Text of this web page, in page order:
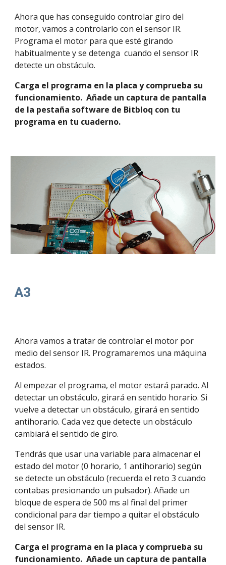
Ahora que has conseguido controlar giro del
motor, vamos a controlarlo con el sensor IR.
Programa el motor para que esté girando
habitualmente y se detenga  cuando el sensor IR
detecte un obstáculo.
Carga el programa en la placa y comprueba su
funcionamiento.  Añade un captura de pantalla
de la pestaña software de Bitbloq con tu
programa en tu cuaderno.
A3
Ahora vamos a tratar de controlar el motor por
medio del sensor IR. Programaremos una máquina
estados.
Al empezar el programa, el motor estará parado. Al
detectar un obstáculo, girará en sentido horario. Si
vuelve a detectar un obstáculo, girará en sentido
antihorario. Cada vez que detecte un obstáculo
cambiará el sentido de giro.
Tendrás que usar una variable para almacenar el
estado del motor (0 horario, 1 antihorario) según
se detecte un obstáculo (recuerda el reto 3 cuando
contabas presionando un pulsador). Añade un
bloque de espera de 500 ms al final del primer
condicional para dar tiempo a quitar el obstáculo
del sensor IR.
Carga el programa en la placa y comprueba su
funcionamiento.  Añade un captura de pantalla